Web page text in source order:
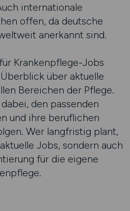
internationale
offen, da deutsche
anerkannt sind.
Krankenpflege-Jobs
über aktuelle
Bereichen der Pflege.
den passenden
und ihre beruflichen
Wer langfristig plant,
Jobs, sondern auch
für die eigene